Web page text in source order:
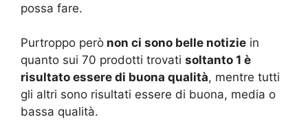
possa fare.
Purtroppo però non ci sono belle notizie in
quanto sui 70 prodotti trovati soltanto 1 è
risultato essere di buona qualità, mentre tutti
gli altri sono risultati essere di buona, media o
bassa qualità.